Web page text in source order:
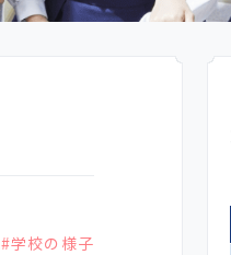
#学校の様子